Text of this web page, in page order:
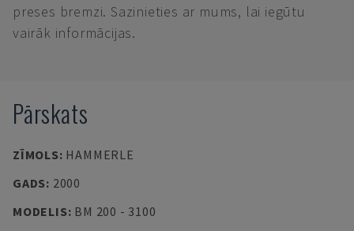
preses bremzi. Sazinieties ar mums, lai iegūtu
vairāk informācijas.
Pārskats
ZĪMOLS: HAMMERLE
GADS: 2000
MODELIS: BM 200 - 3100